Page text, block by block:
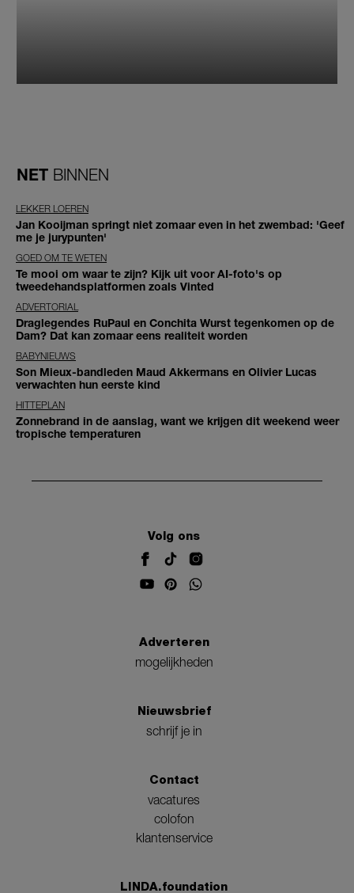
NET BINNEN
LEKKER LOEREN
Jan Kooijman springt niet zomaar even in het zwembad: 'Geef
me je jurypunten'
GOED OM TE WETEN
Te mooi om waar te zijn? Kijk uit voor AI-foto's op
tweedehandsplatformen zoals Vinted
ADVERTORIAL
Draglegendes RuPaul en Conchita Wurst tegenkomen op de
Dam? Dat kan zomaar eens realiteit worden
BABYNIEUWS
Son Mieux-bandleden Maud Akkermans en Olivier Lucas
verwachten hun eerste kind
HITTEPLAN
Zonnebrand in de aanslag, want we krijgen dit weekend weer
tropische temperaturen
Volg ons
Adverteren
mogelijkheden
Nieuwsbrief
schrijf je in
Contact
vacatures
colofon
klantenservice
LINDA.foundation